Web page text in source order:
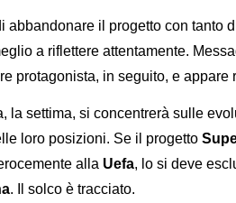
abbandonare il progetto con tanto
a riflettere attentamente.
protagonista, in seguito, e
la settima, si concentrerà sulle
loro posizioni. Se il progetto
alla Uefa, lo si deve
. Il solco è tracciato.